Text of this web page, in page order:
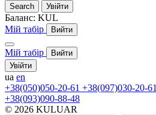
Search Увійти
Баланс: KUL
Мій табір
Вийти
Мій табір
Вийти
Увійти
ua en
+38(050)050-20-61 +38(097)030-20-61
+38(093)090-88-48
© 2026 KULUAR